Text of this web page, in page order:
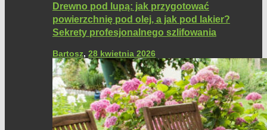
Drewno pod lupą: jak przygotować
powierzchnię pod olej, a jak pod lakier?
Sekrety profesjonalnego szlifowania
Bartosz, 28 kwietnia 2026